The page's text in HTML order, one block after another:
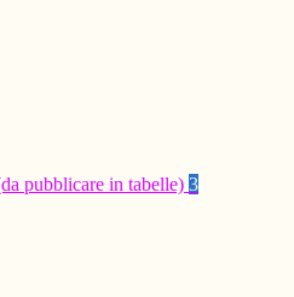
pubblicare in tabelle) 3